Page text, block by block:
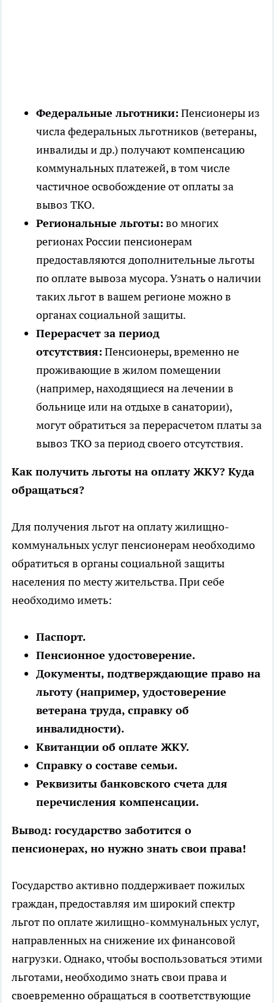
Федеральные льготники: Пенсионеры из
числа федеральных льготников (ветераны,
инвалиды и др.) получают компенсацию
коммунальных платежей, в том числе
частичное освобождение от оплаты за
вывоз ТКО.
Региональные льготы: во многих
регионах России пенсионерам
предоставляются дополнительные льготы
по оплате вывоза мусора. Узнать о наличии
таких льгот в вашем регионе можно в
органах социальной защиты.
Перерасчет за период
отсутствия: Пенсионеры, временно не
проживающие в жилом помещении
(например, находящиеся на лечении в
больнице или на отдыхе в санатории),
могут обратиться за перерасчетом платы за
вывоз ТКО за период своего отсутствия.
Как получить льготы на оплату ЖКУ? Куда
обращаться?
Для получения льгот на оплату жилищно-
коммунальных услуг пенсионерам необходимо
обратиться в органы социальной защиты
населения по месту жительства. При себе
необходимо иметь:
Паспорт.
Пенсионное удостоверение.
Документы, подтверждающие право на
льготу (например, удостоверение
ветерана труда, справку об
инвалидности).
Квитанции об оплате ЖКУ.
Справку о составе семьи.
Реквизиты банковского счета для
перечисления компенсации.
Вывод: государство заботится о
пенсионерах, но нужно знать свои права!
Государство активно поддерживает пожилых
граждан, предоставляя им широкий спектр
льгот по оплате жилищно-коммунальных услуг,
направленных на снижение их финансовой
нагрузки. Однако, чтобы воспользоваться этими
льготами, необходимо знать свои права и
своевременно обращаться в соответствующие